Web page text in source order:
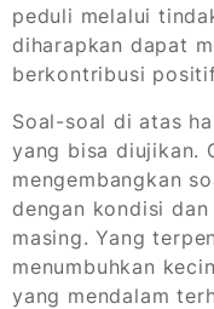
peduli melalui
diharapkan dapat
berkontribusi
Soal-soal di atas
yang bisa diujikan.
mengembangkan
dengan kondisi
masing. Yang
menumbuhkan
yang mendalam